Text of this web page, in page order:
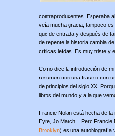
contraproducentes. Esperaba
veía mucha gracia, tampoco
que de entrada y después de
de repente la historia cambia
críticas leídas. Es muy triste y
Como dice la introducción de mi
resumen con una frase o con
de principios del siglo XX.
libros del mundo y a la que
Francie Nolan está hecha de la
Eyre, Jo March... Pero Francie
Brooklyn) es una autobiografía